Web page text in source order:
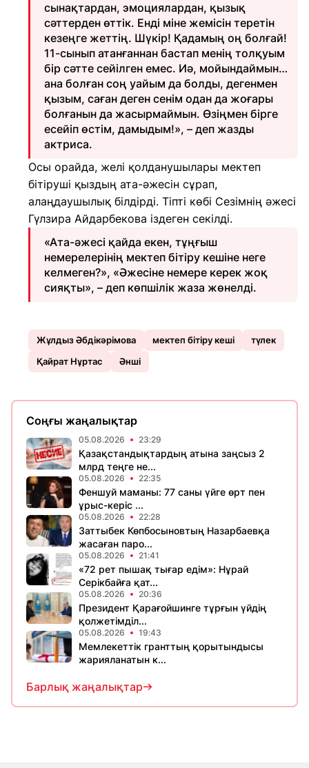
сынақтардан, эмоциялардан, қызық
сәттерден өттік. Енді міне жемісін теретін
кезеңге жеттің. Шүкір! Қадамың оң болғай!
11-сынып атанғаннан бастап менің толқуым
бір сәтте сейілген емес. Иә, мойындаймын…
ана болған соң уайым да болды, дегенмен
қызым, саған деген сенім одан да жоғары
болғанын да жасырмаймын. Өзіңмен бірге
есейіп өстім, дамыдым!», – деп жазды
актриса.
Осы орайда, желі қолданушылары мектеп
бітіруші қыздың ата-әжесін сұрап,
алаңдаушылық білдірді. Тіпті көбі Сезімнің әжесі
Гүлзира Айдарбекова іздеген секілді.
«Ата-әжесі қайда екен, тұңғыш
немерелерінің мектеп бітіру кешіне неге
келмеген?», «Әжесіне немере керек жоқ
сияқты», – деп көпшілік жаза жөнелді.
Жұлдыз Әбдікәрімова мектеп бітіру кеші
түлек
Қайрат Нұртас
Әнші
Соңғы жаңалықтар
05.08.2026 23:29
Қазақстандықтардың атына заңсыз 2
млрд теңге не...
05.08.2026 22:35
Феншуй маманы: 77 саны үйге өрт пен
ұрыс-керіс ...
05.08.2026 22:28
Заттыбек Көпбосыновтың Назарбаевқа
жасаған паро...
05.08.2026 21:41
«72 рет пышақ тығар едім»: Нұрай
Серікбайға қат...
05.08.2026 20:36
Президент Қарағойшинге тұрғын үйдің
қолжетімділ...
05.08.2026 19:43
Мемлекеттік гранттың қорытындысы
жарияланатын к...
Барлық жаңалықтар